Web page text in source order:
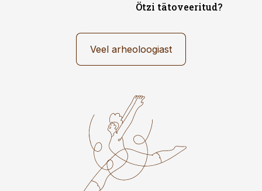
Ötzi tätoveeritud?
Veel arheoloogiast